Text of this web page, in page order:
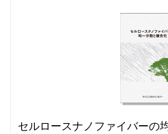
セルロースナノファイバーの